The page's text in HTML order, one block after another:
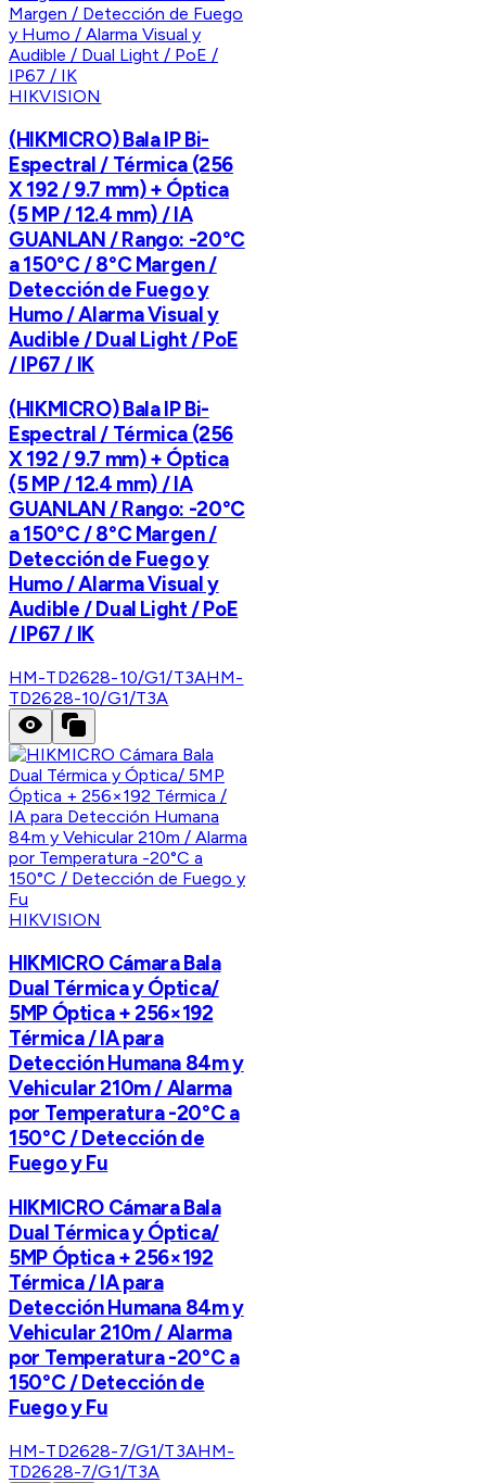
HIKVISION
(HIKMICRO) Bala IP Bi-
Espectral / Térmica (256
X 192 / 9.7 mm) + Óptica
(5 MP / 12.4 mm) / IA
GUANLAN / Rango: -20°C
a 150°C / 8°C Margen /
Detección de Fuego y
Humo / Alarma Visual y
Audible / Dual Light / PoE
/ IP67 / IK
(HIKMICRO) Bala IP Bi-
Espectral / Térmica (256
X 192 / 9.7 mm) + Óptica
(5 MP / 12.4 mm) / IA
GUANLAN / Rango: -20°C
a 150°C / 8°C Margen /
Detección de Fuego y
Humo / Alarma Visual y
Audible / Dual Light / PoE
/ IP67 / IK
HM-TD2628-10/G1/T3AHM-
TD2628-10/G1/T3A
HIKVISION
HIKMICRO Cámara Bala
Dual Térmica y Óptica/
5MP Óptica + 256×192
Térmica / IA para
Detección Humana 84m y
Vehicular 210m / Alarma
por Temperatura -20°C a
150°C / Detección de
Fuego y Fu
HIKMICRO Cámara Bala
Dual Térmica y Óptica/
5MP Óptica + 256×192
Térmica / IA para
Detección Humana 84m y
Vehicular 210m / Alarma
por Temperatura -20°C a
150°C / Detección de
Fuego y Fu
HM-TD2628-7/G1/T3AHM-
TD2628-7/G1/T3A